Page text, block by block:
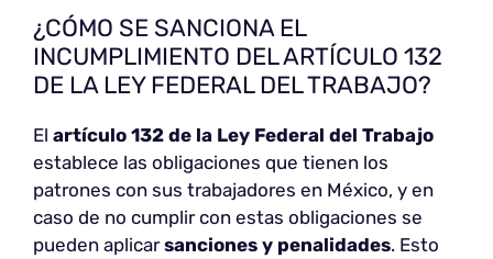
¿CÓMO SE SANCIONA EL
INCUMPLIMIENTO DEL ARTÍCULO 132
DE LA LEY FEDERAL DEL TRABAJO?
El artículo 132 de la Ley Federal del Trabajo
establece las obligaciones que tienen los
patrones con sus trabajadores en México, y en
caso de no cumplir con estas obligaciones se
pueden aplicarsanciones y penalidades. Esto